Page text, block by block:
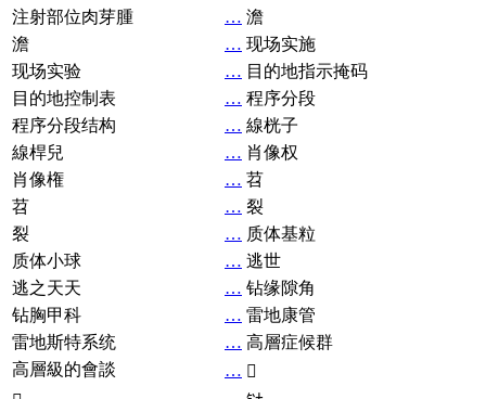
注射部位肉芽腫
… 澹
澹
… 现场实施
现场实验
… 目的地指示掩码
目的地控制表
… 程序分段
程序分段结构
… 線桄子
線桿兒
… 肖像权
肖像権
… 苕
苕
… 裂
裂
… 质体基粒
质体小球
… 逃世
逃之天天
… 钻缘隙角
钻胸甲科
… 雷地康管
雷地斯特系统
… 高層症候群
高層級的會談
… 𧘞